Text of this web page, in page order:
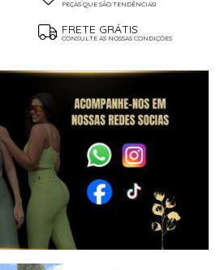
PEÇAS QUE SÃO TENDÊNCIAS!
FRETE GRÁTIS
CONSULTE AS NOSSAS CONDIÇÕES